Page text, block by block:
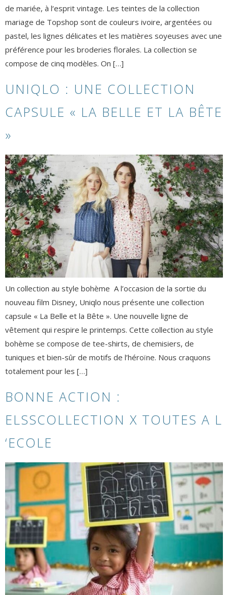
de mariée, à l‘esprit vintage. Les teintes de la collection
mariage de Topshop sont de couleurs ivoire, argentées ou
pastel, les lignes délicates et les matières soyeuses avec une
préférence pour les broderies florales. La collection se
compose de cinq modèles. On […]
UNIQLO : UNE COLLECTION
CAPSULE « LA BELLE ET LA BÊTE
»
Un collection au style bohème A l’occasion de la sortie du
nouveau film Disney, Uniqlo nous présente une collection
capsule « La Belle et la Bête ». Une nouvelle ligne de
vêtement qui respire le printemps. Cette collection au style
bohème se compose de tee-shirts, de chemisiers, de
tuniques et bien-sûr de motifs de l’héroïne. Nous craquons
totalement pour les […]
BONNE ACTION :
ELSSCOLLECTION X TOUTES A L
‘ECOLE